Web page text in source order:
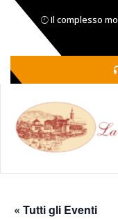
Il complesso
« Tutti gli Eventi